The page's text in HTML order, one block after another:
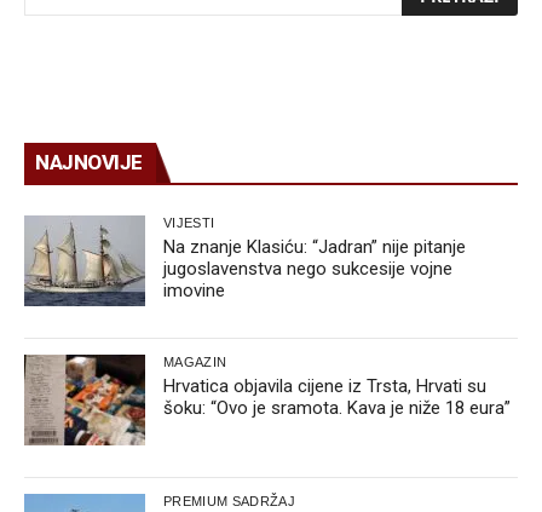
NAJNOVIJE
VIJESTI
Na znanje Klasiću: “Jadran” nije pitanje
jugoslavenstva nego sukcesije vojne
imovine
MAGAZIN
Hrvatica objavila cijene iz Trsta, Hrvati su
šoku: “Ovo je sramota. Kava je niže 18 eura”
PREMIUM SADRŽAJ